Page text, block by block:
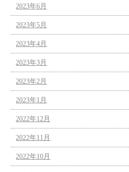
2023年6月
2023年5月
2023年4月
2023年3月
2023年2月
2023年1月
2022年12月
2022年11月
2022年10月